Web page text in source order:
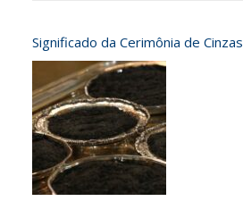
Significado da Cerimônia de Cinzas